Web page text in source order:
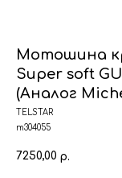
Мотошина
Super soft
(Аналог
TELSTAR
т304055
7250,00 р.